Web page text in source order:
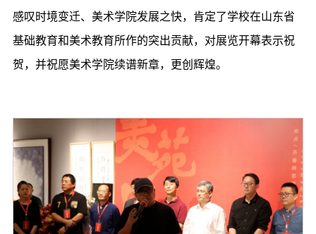
感叹时境变迁、美术学院发展之快，肯定了学校在山东省
基础教育和美术教育所作的突出贡献，对展览开幕表示祝
贺，并祝愿美术学院续谱新章，更创辉煌。